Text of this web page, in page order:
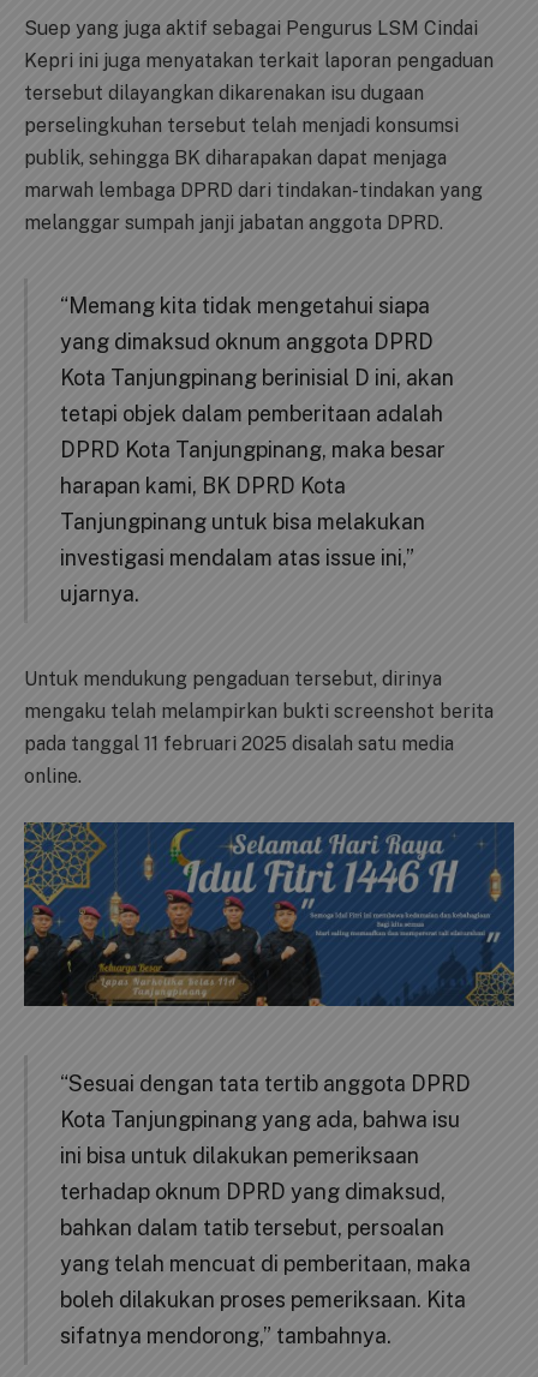
Suep yang juga aktif sebagai Pengurus LSM Cindai
Kepri ini juga menyatakan terkait laporan pengaduan
tersebut dilayangkan dikarenakan isu dugaan
perselingkuhan tersebut telah menjadi konsumsi
publik, sehingga BK diharapakan dapat menjaga
marwah lembaga DPRD dari tindakan-tindakan yang
melanggar sumpah janji jabatan anggota DPRD.
“Memang kita tidak mengetahui siapa
yang dimaksud oknum anggota DPRD
Kota Tanjungpinang berinisial D ini, akan
tetapi objek dalam pemberitaan adalah
DPRD Kota Tanjungpinang, maka besar
harapan kami, BK DPRD Kota
Tanjungpinang untuk bisa melakukan
investigasi mendalam atas issue ini,”
ujarnya.
Untuk mendukung pengaduan tersebut, dirinya
mengaku telah melampirkan bukti screenshot berita
pada tanggal 11 februari 2025 disalah satu media
online.
“Sesuai dengan tata tertib anggota DPRD
Kota Tanjungpinang yang ada, bahwa isu
ini bisa untuk dilakukan pemeriksaan
terhadap oknum DPRD yang dimaksud,
bahkan dalam tatib tersebut, persoalan
yang telah mencuat di pemberitaan, maka
boleh dilakukan proses pemeriksaan. Kita
sifatnya mendorong,” tambahnya.